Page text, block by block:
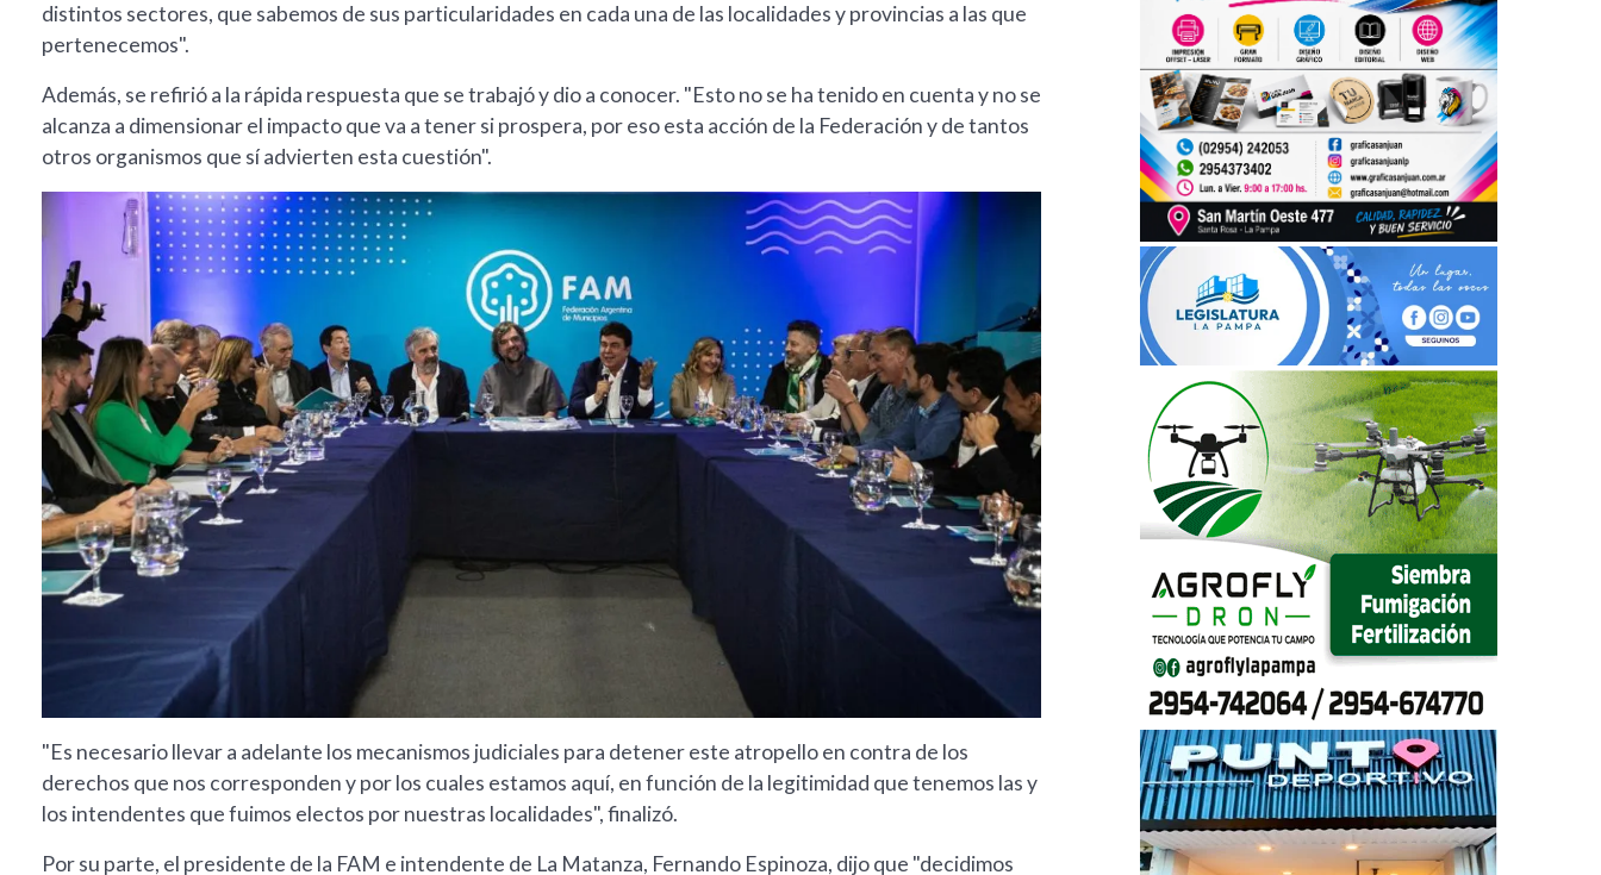
distintos sectores, que sabemos de sus particularidades en cada una de las localidades y provincias a las que
pertenecemos".
Además, se refirió a la rápida respuesta que se trabajó y dio a conocer. "Esto no se ha tenido en cuenta y no se
alcanza a dimensionar el impacto que va a tener si prospera, por eso esta acción de la Federación y de tantos
otros organismos que sí advierten esta cuestión".
"Es necesario llevar a adelante los mecanismos judiciales para detener este atropello en contra de los
derechos que nos corresponden y por los cuales estamos aquí, en función de la legitimidad que tenemos las y
los intendentes que fuimos electos por nuestras localidades", finalizó.
Por su parte, el presidente de la FAM e intendente de La Matanza, Fernando Espinoza, dijo que "decidimos